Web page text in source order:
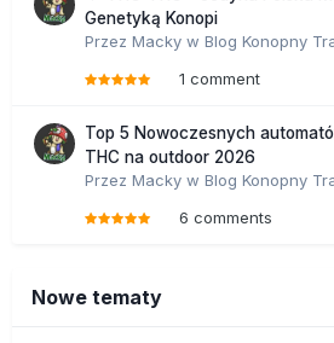
Genetyką Konopi
Przez Macky w Blog Konopny
1 comment
Top 5 Nowoczesnych
THC na outdoor 2026
Przez Macky w Blog Konopny
6 comments
Nowe tematy